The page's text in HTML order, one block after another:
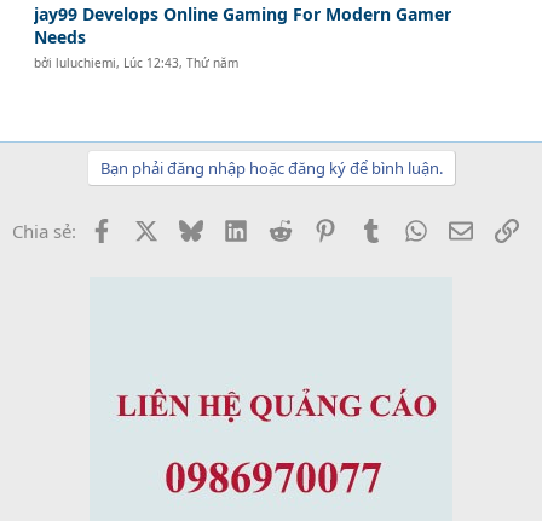
jay99 Develops Online Gaming For Modern Gamer
Needs
bởiluluchiemi, Lúc 12:43, Thứ năm
Bạn phải đăng nhập hoặc đăng ký để bình luận.
Chia sẻ: Facebook BlueskyLinkedInReddit PinterestTumblrWhatsApp
Email